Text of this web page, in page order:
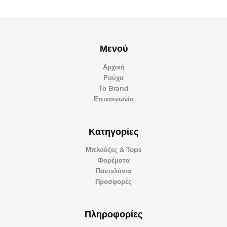
Μενού
Αρχική
Ρούχα
Το Brand
Επικοινωνία
Κατηγορίες
Μπλούζες & Tops
Φορέματα
Παντελόνια
Προσφορές
Πληροφορίες